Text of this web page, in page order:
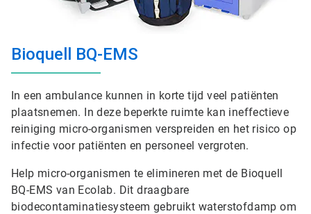
Bioquell BQ-EMS
In een ambulance kunnen in korte tijd veel patiënten
plaatsnemen. In deze beperkte ruimte kan ineffectieve
reiniging micro-organismen verspreiden en het risico op
infectie voor patiënten en personeel vergroten.
Help micro-organismen te elimineren met de Bioquell
BQ-EMS van Ecolab. Dit draagbare
biodecontaminatiesysteem gebruikt waterstofdamp om